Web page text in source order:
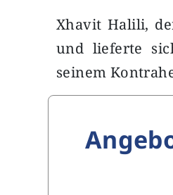
Xhavit Halili,
und lieferte
seinem